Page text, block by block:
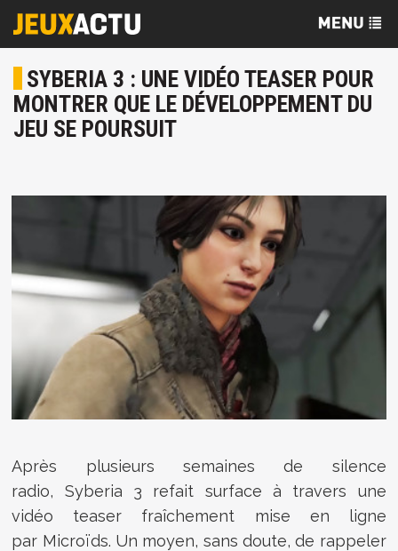
SYBERIA 3 : UNE VIDÉO TEASER POUR
MONTRER QUE LE DÉVELOPPEMENT DU
JEU SE POURSUIT
Après plusieurs semaines de silence
radio, Syberia 3 refait surface à travers une
vidéo teaser fraîchement mise en ligne
par Microïds. Un moyen, sans doute, de rappeler